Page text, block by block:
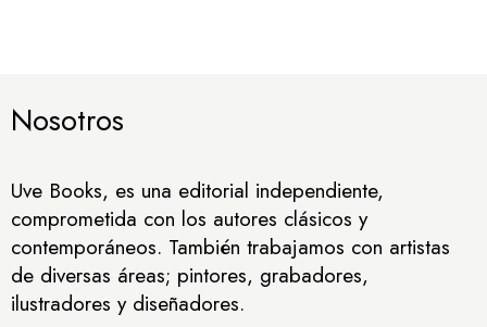
Nosotros
Uve Books, es una editorial independiente,
comprometida con los autores clásicos y
contemporáneos. También trabajamos con artistas
de diversas áreas; pintores, grabadores,
ilustradores y diseñadores.